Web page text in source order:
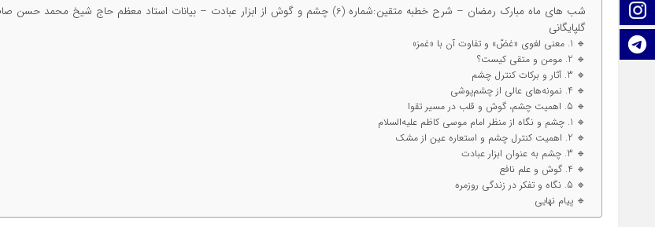
اینستاگرام
شب های ماه مبارک رمضان – شرح خطبه متقین:شماره (6) چشم و گوش از ابزار عبادت – بیانات استاد معظم حاج شیخ محمد حسن
گلپایگانی
🔹 1. معنی لغوی «غضّ» و تفاوت آن با «غمز»
🔹 2. مومن و متقی کیست؟
🔹 3. آثار و برکات کنترل چشم
🔹 4. نمونه‌های عالی از چشم‌پوشی
🔹 5. اهمیت چشم، گوش و قلب در مسیر تقوا
🔹 1. چشم و نگاه از منظر امام موسی کاظم علیه‌السلام
🔹 2. اهمیت کنترل چشم و استعاره عین از مشک
🔹 3. چشم به عنوان ابزار عبادت
🔹 4. گوش و علم نافع
🔹 5. نگاه و تفکر در زندگی روزمره
🔹 پیام نهایی